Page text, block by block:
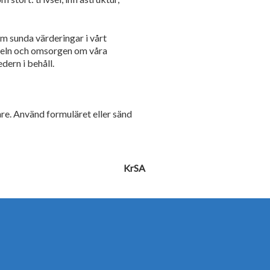
sunda värderingar i vårt
och omsorgen om våra
i behåll.
Använd formuläret eller sänd
KrSA